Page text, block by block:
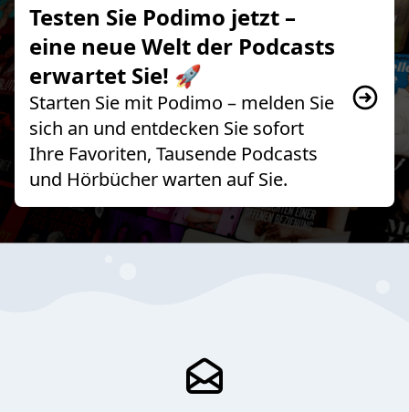
Testen Sie Podimo jetzt –
eine neue Welt der Podcasts
erwartet Sie! 🚀
Starten Sie mit Podimo – melden Sie
sich an und entdecken Sie sofort
Ihre Favoriten, Tausende Podcasts
und Hörbücher warten auf Sie.